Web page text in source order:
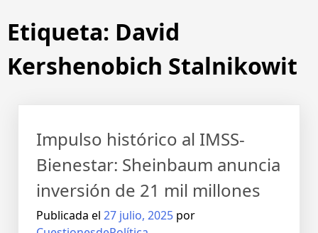
Etiqueta: David
Kershenobich Stalnikowit
Impulso histórico al IMSS-
Bienestar: Sheinbaum anuncia
inversión de 21 mil millones
Publicada el 27 julio, 2025 por